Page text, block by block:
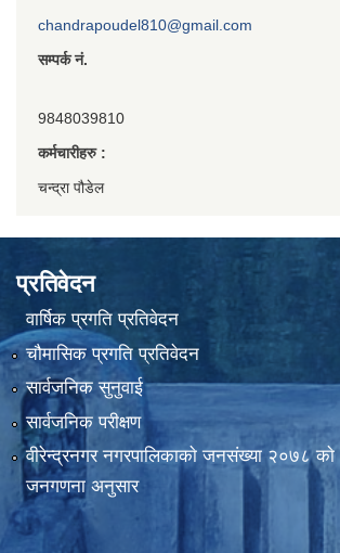
chandrapoudel810@gmail.com
सम्पर्क नं.
9848039810
कर्मचारीहरु :
चन्द्रा पौडेल
प्रतिवेदन
वार्षिक प्रगति प्रतिवेदन
चौमासिक प्रगति प्रतिवेदन
सार्वजनिक सुनुवाई
सार्वजनिक परीक्षण
वीरेन्द्रनगर नगरपालिकाकाे जनसंख्या २०७८ काे
जनगणना अनुसार